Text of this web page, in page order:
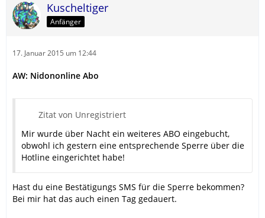
Kuscheltiger
Anfänger
17. Januar 2015 um 12:44
AW: Nidononline Abo
Zitat von Unregistriert
Mir wurde über Nacht ein weiteres ABO eingebucht,
obwohl ich gestern eine entsprechende Sperre über die
Hotline eingerichtet habe!
Hast du eine Bestätigungs SMS für die Sperre bekommen?
Bei mir hat das auch einen Tag gedauert.